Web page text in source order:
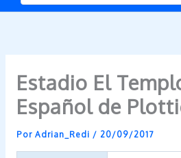
Estadio El
Español de
Por Adrian_Redi / 20/09/2017